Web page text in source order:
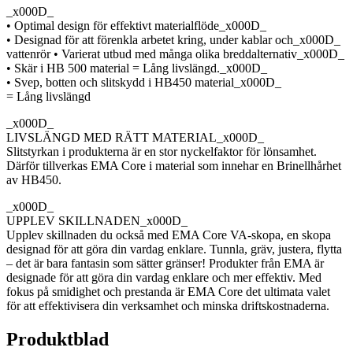
_x000D_
• Optimal design för effektivt materialflöde_x000D_
• Designad för att förenkla arbetet kring, under kablar och_x000D_
vattenrör • Varierat utbud med många olika breddalternativ_x000D_
• Skär i HB 500 material = Lång livslängd._x000D_
• Svep, botten och slitskydd i HB450 material_x000D_
= Lång livslängd
_x000D_
LIVSLÄNGD MED RÄTT MATERIAL_x000D_
Slitstyrkan i produkterna är en stor nyckelfaktor för lönsamhet.
Därför tillverkas EMA Core i material som innehar en Brinellhårhet
av HB450.
_x000D_
UPPLEV SKILLNADEN_x000D_
Upplev skillnaden du också med EMA Core VA-skopa, en skopa
designad för att göra din vardag enklare. Tunnla, gräv, justera, flytta
– det är bara fantasin som sätter gränser! Produkter från EMA är
designade för att göra din vardag enklare och mer effektiv. Med
fokus på smidighet och prestanda är EMA Core det ultimata valet
för att effektivisera din verksamhet och minska driftskostnaderna.
Produktblad